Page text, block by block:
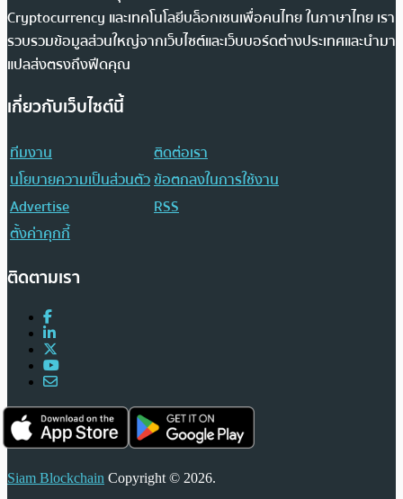
Cryptocurrency และเทคโนโลยีบล็อกเชนเพื่อคนไทย ในภาษาไทย เรา
รวบรวมข้อมูลส่วนใหญ่จากเว็บไซต์และเว็บบอร์ดต่างประเทศและนำมา
แปลส่งตรงถึงฟีดคุณ
เกี่ยวกับเว็บไซต์นี้
ทีมงาน
ติดต่อเรา
นโยบายความเป็นส่วนตัวข้อตกลงในการใช้งาน
Advertise
RSS
ตั้งค่าคุกกี้
ติดตามเรา
Siam Blockchain Copyright © 2026.